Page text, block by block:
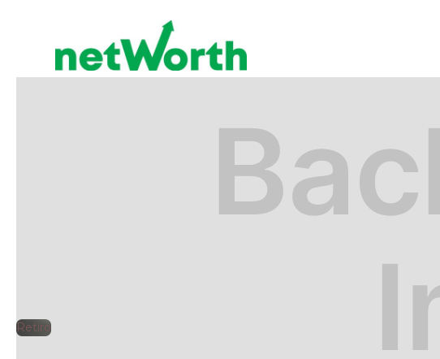
Retiro